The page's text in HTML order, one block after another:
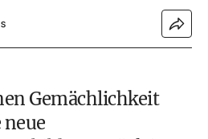
Gemächlichkeit